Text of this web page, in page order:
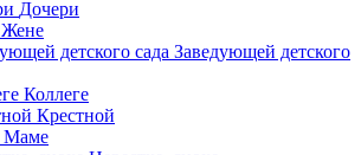
Дочери
Жене
Заведующей детского
Коллеге
Крестной
Маме